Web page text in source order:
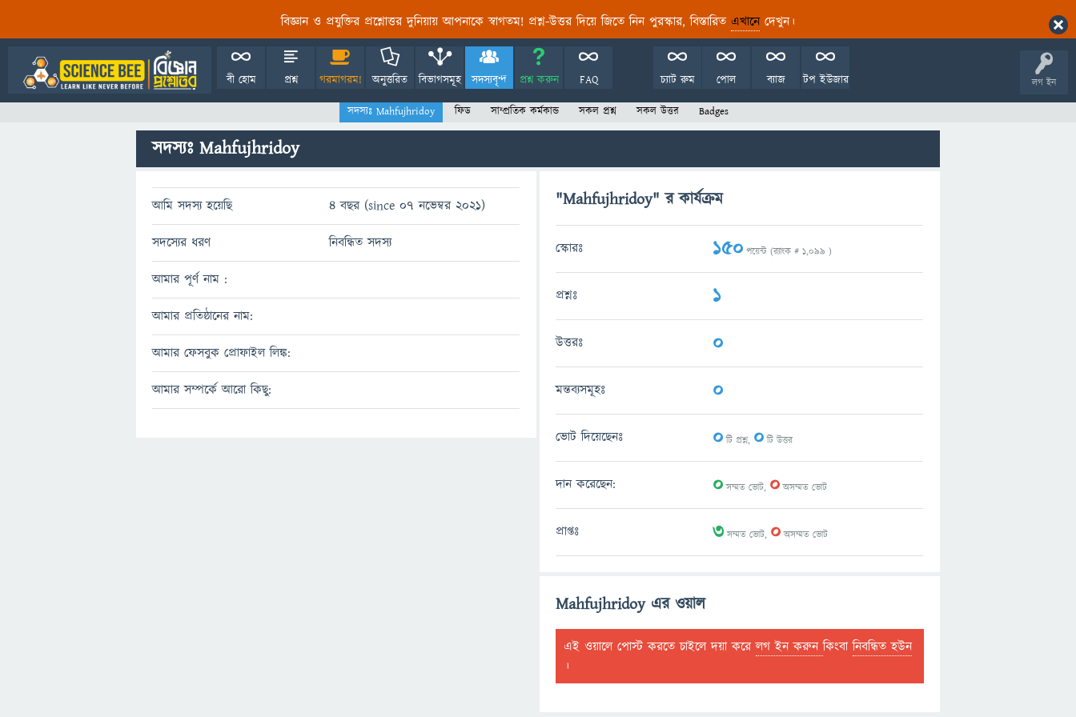
বিজ্ঞান ও প্রযুক্তির প্রশ্নোত্তর দুনিয়ায় আপনাকে স্বাগতম! প্রশ্ন-উত্তর দিয়ে জিতে নিন পুরস্কার, বিস্তারিত এখানেদেখুন।
লগ ইন
বী হোম প্রশ্ন গরমাগরম! অনুত্তরিত বিভাগসমূহ সদস্যবৃন্দ প্রশ্ন করুন FAQ টপ ইউজার
ব্যাজ
পোল
চ্যাট রুম
সদস্যঃ Mahfujhridoy ফিড সাম্প্রতিক কর্মকান্ড সকল প্রশ্ন সকল উত্তর Badges
সদস্যঃ Mahfujhridoy
আমি সদস্য হয়েছি 4 বছর (since 07 নভেম্বর 2021)
সদস্যের ধরণ নিবন্ধিত সদস্য
আমার পূর্ণ নাম :
আমার প্রতিষ্ঠানের নাম:
আমার ফেসবুক প্রোফাইল লিঙ্ক:
আমার সম্পর্কে আরো কিছু:
"Mahfujhridoy" র কার্যক্রম
স্কোরঃ 150 পয়েন্ট (র‌্যাংক #1,099 )
প্রশ্নঃ 1
উত্তরঃ 0
মন্তব্যসমূহঃ 0
ভোট দিয়েছেনঃ 0টি প্রশ্ন, 0টি উত্তর
দান করেছেন: 0সম্মত ভোট, 0অসম্মত ভোট
প্রাপ্তঃ 3সম্মত ভোট, 0অসম্মত ভোট
Mahfujhridoy এর ওয়াল
এই ওয়ালে পোস্ট করতে চাইলে দয়া করেলগ ইন করুনকিংবানিবন্ধিত হউন
।